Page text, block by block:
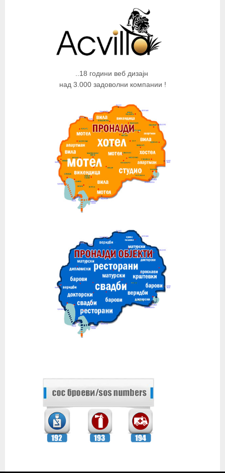
..18 години веб дизајн
над 3.000 задоволни компании !